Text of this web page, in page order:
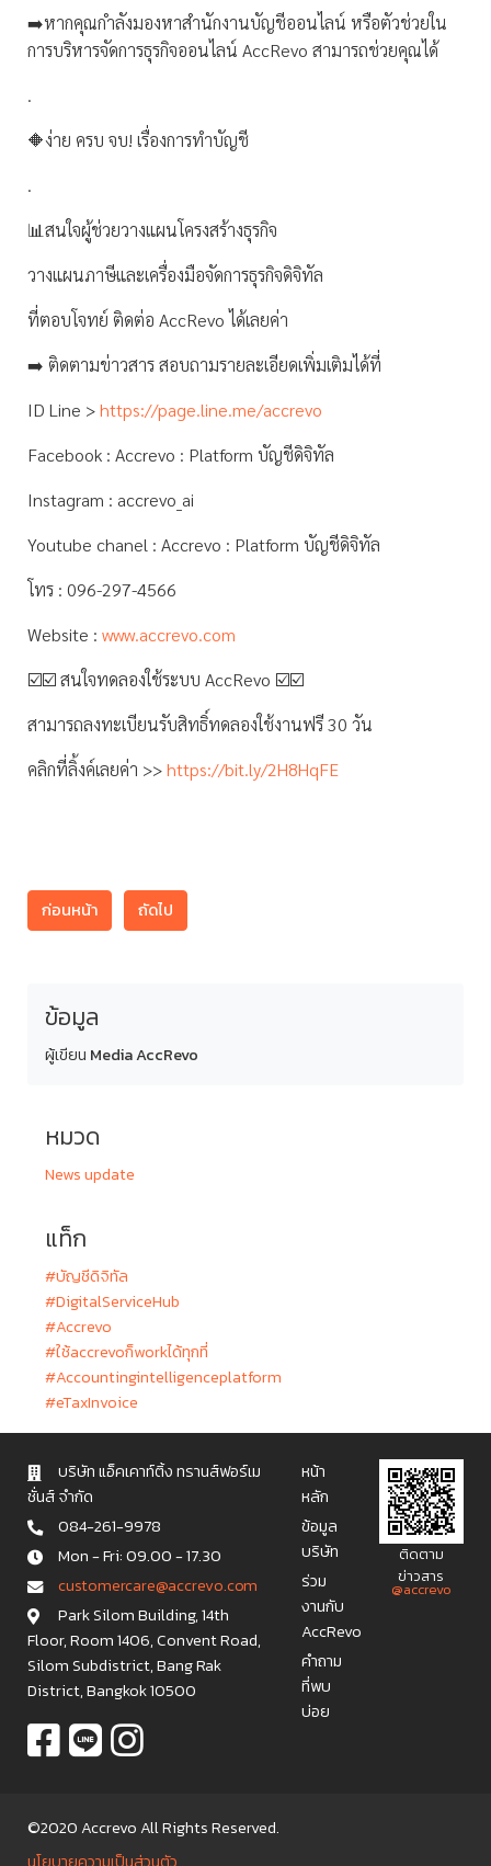
➡️หากคุณกำลังมองหาสำนักงานบัญชีออนไลน์ หรือตัวช่วยใน
การบริหารจัดการธุรกิจออนไลน์ AccRevo สามารถช่วยคุณได้
.
🔶ง่าย ครบ จบ! เรื่องการทำบัญชี
.
📊สนใจผู้ช่วยวางแผนโครงสร้างธุรกิจ
วางแผนภาษีและเครื่องมือจัดการธุรกิจดิจิทัล
ที่ตอบโจทย์ ติดต่อ AccRevo ได้เลยค่า
➡️ ติดตามข่าวสาร สอบถามรายละเอียดเพิ่มเติมได้ที่
ID Line >https://page.line.me/accrevo
Facebook : Accrevo : Platform บัญชีดิจิทัล
Instagram : accrevo_ai
Youtube chanel : Accrevo : Platform บัญชีดิจิทัล
โทร : 096-297-4566
Website : www.accrevo.com
☑️☑️ สนใจทดลองใช้ระบบ AccRevo ☑️☑️
สามารถลงทะเบียนรับสิทธิ์ทดลองใช้งานฟรี 30 วัน
คลิกที่ลิ้งค์เลยค่า >>https://bit.ly/2H8HqFE
ก่อนหน้า ถัดไป
ข้อมูล
ผู้เขียน Media AccRevo
หมวด
News update
แท็ก
#บัญชีดิจิทัล
#DigitalServiceHub
#Accrevo
#ใช้accrevoก็workได้ทุกที่
#Accountingintelligenceplatform
#eTaxInvoice
บริษัท แอ็คเคาท์ติ้ง ทรานส์ฟอร์เม
ชั่นส์ จำกัด
084-261-9978
Mon - Fri: 09.00 - 17.30
c u s t o m e r c a r e @ a c c r e v o . c o m
Park Silom Building, 14th
Floor, Room 1406, Convent Road,
Silom Subdistrict, Bang Rak
District, Bangkok 10500
หน้า
หลัก
ข้อมูล
บริษัท
ร่วม
งานกับ
AccRevo
คำถาม
ที่พบ
บ่อย
ติดตาม
ข่าวสาร
@accrevo
©2020 Accrevo All Rights Reserved.